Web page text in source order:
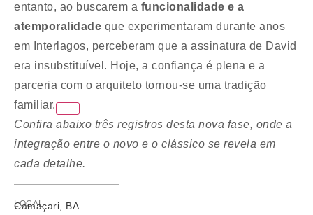
entanto, ao buscarem a funcionalidade e a
atemporalidade que experimentaram durante anos
em Interlagos, perceberam que a assinatura de David
era insubstituível. Hoje, a confiança é plena e a
parceria com o arquiteto tornou-se uma tradição
familiar.
Confira abaixo três registros desta nova fase, onde a
integração entre o novo e o clássico se revela em
cada detalhe.
LOCAL
Camaçari, BA